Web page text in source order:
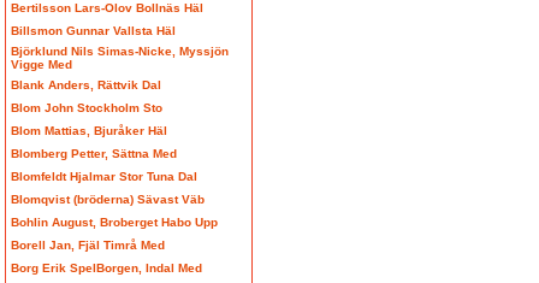
Bertilsson Lars-Olov Bollnäs Häl
Billsmon Gunnar Vallsta Häl
Björklund Nils Simas-Nicke, Myssjön
Vigge Med
Blank Anders, Rättvik Dal
Blom John Stockholm Sto
Blom Mattias, Bjuråker Häl
Blomberg Petter, Sättna Med
Blomfeldt Hjalmar Stor Tuna Dal
Blomqvist (bröderna) Sävast Väb
Bohlin August, Broberget Habo Upp
Borell Jan, Fjäl Timrå Med
Borg Erik SpelBorgen, Indal Med